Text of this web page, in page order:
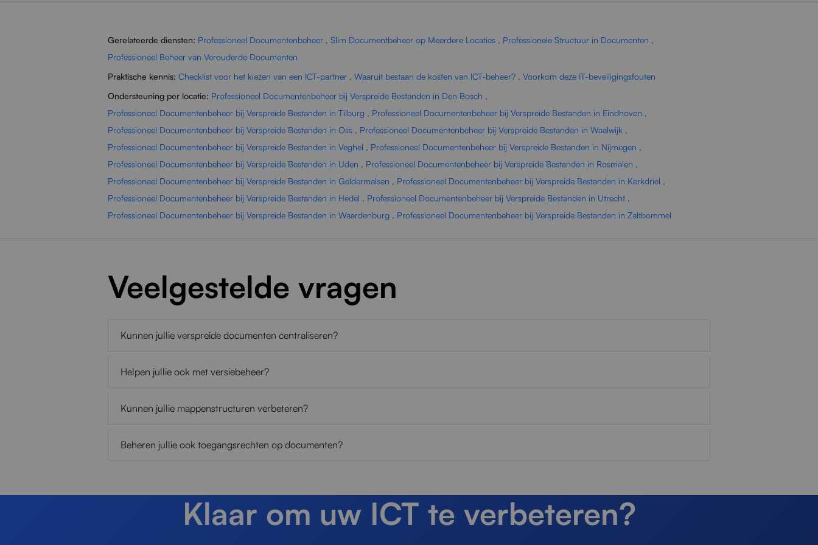
Gerelateerde diensten: Professioneel Documentenbeheer , Slim Documentbeheer op Meerdere Locaties , Professionele Structuur in Documenten ,
Professioneel Beheer van Verouderde Documenten
Praktische kennis: Checklist voor het kiezen van een ICT-partner , Waaruit bestaan de kosten van ICT-beheer? , Voorkom deze IT-beveiligingsfouten
Ondersteuning per locatie: Professioneel Documentenbeheer bij Verspreide Bestanden in Den Bosch ,
Professioneel Documentenbeheer bij Verspreide Bestanden in Tilburg , Professioneel Documentenbeheer bij Verspreide Bestanden in Eindhoven ,
Professioneel Documentenbeheer bij Verspreide Bestanden in Oss , Professioneel Documentenbeheer bij Verspreide Bestanden in Waalwijk ,
Professioneel Documentenbeheer bij Verspreide Bestanden in Veghel , Professioneel Documentenbeheer bij Verspreide Bestanden in Nijmegen ,
Professioneel Documentenbeheer bij Verspreide Bestanden in Uden , Professioneel Documentenbeheer bij Verspreide Bestanden in Rosmalen ,
Professioneel Documentenbeheer bij Verspreide Bestanden in Geldermalsen , Professioneel Documentenbeheer bij Verspreide Bestanden in Kerkdriel ,
Professioneel Documentenbeheer bij Verspreide Bestanden in Hedel , Professioneel Documentenbeheer bij Verspreide Bestanden in Utrecht ,
Professioneel Documentenbeheer bij Verspreide Bestanden in Waardenburg , Professioneel Documentenbeheer bij Verspreide Bestanden in Zaltbommel
Veelgestelde vragen
Kunnen jullie verspreide documenten centraliseren?
Helpen jullie ook met versiebeheer?
Kunnen jullie mappenstructuren verbeteren?
Beheren jullie ook toegangsrechten op documenten?
Klaar om uw ICT te verbeteren?